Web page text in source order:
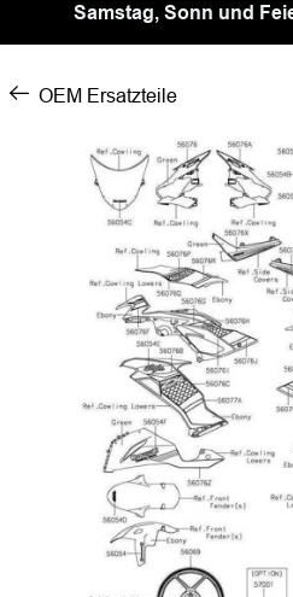
Samstag, Sonn und
OEM Ersatzteile